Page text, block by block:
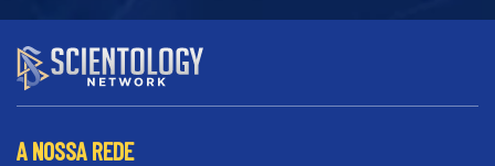
A NOSSA REDE